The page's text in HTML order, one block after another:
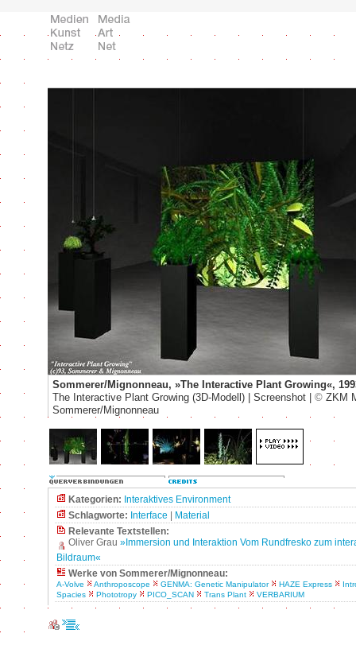
Sommerer/Mignonneau, »The Interactive Plant Growing«,
The Interactive Plant Growing (3D-Modell) | Screenshot | © ZKM
Sommerer/Mignonneau
Kategorien: Interaktives Environment
Schlagworte: Interface
Material
Relevante Textstellen:
Oliver Grau »Immersion und Interaktion Vom Rundfresko zum
Bildraum«
Werke von Sommerer/Mignonneau:
A-Volve Anthroposcope GENMA: Genetic Manipulator HAZE Express
Spacies
Phototropy PICO_SCAN Trans Plant VERBARIUM